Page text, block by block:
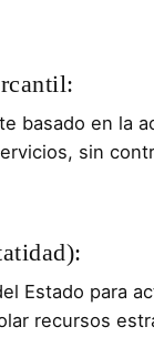
basado en la
sin
Estado para
recursos